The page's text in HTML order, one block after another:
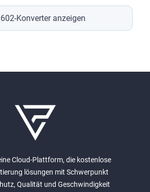
Konverter anzeigen
Cloud-Plattform, die kostenlose
lösungen mit Schwerpunkt
Qualität und Geschwindigkeit